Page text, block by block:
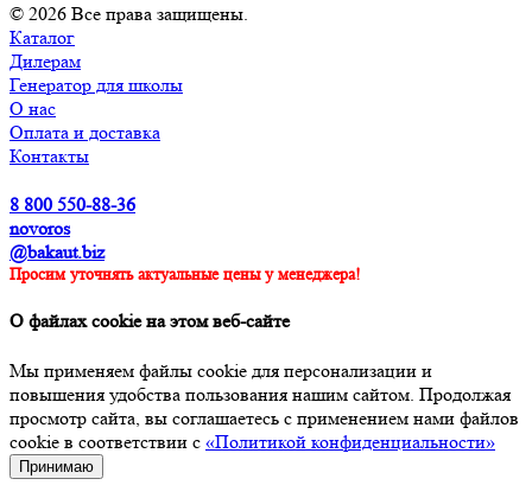
© 2026 Все права защищены.
Каталог
Дилерам
Генератор для школы
О нас
Оплата и доставка
Контакты
8 800 550-88-36
novoros
@bakaut.biz
Просим уточнять актуальные цены у менеджера!
О файлах cookie на этом веб-сайте
Мы применяем файлы cookie для персонализации и
повышения удобства пользования нашим сайтом. Продолжая
просмотр сайта, вы соглашаетесь с применением нами файлов
cookie в соответствии с «Политикой конфиденциальности»
Принимаю